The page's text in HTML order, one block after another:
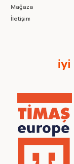
Mağaza
İletişim
iyi